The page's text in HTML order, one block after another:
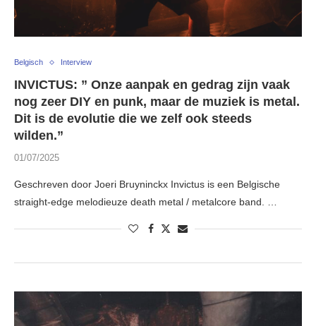
Belgisch Interview
INVICTUS: ” Onze aanpak en gedrag zijn vaak
nog zeer DIY en punk, maar de muziek is metal.
Dit is de evolutie die we zelf ook steeds
wilden.”
01/07/2025
Geschreven door Joeri Bruyninckx Invictus is een Belgische
straight-edge melodieuze death metal / metalcore band. …